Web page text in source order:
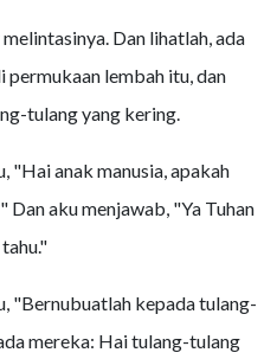
Dan lihatlah, ada
permukaan lembah itu, dan
tulang yang kering.
"Hai anak manusia, apakah
aku menjawab, "Ya Tuhan
"Bernubuatlah kepada tulang-
mereka: Hai tulang-tulang